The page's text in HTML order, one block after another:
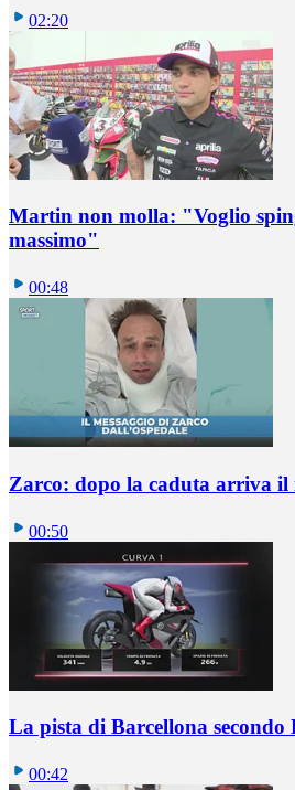
02:20
Martin non molla: "Voglio
massimo"
00:48
Zarco: dopo la caduta arriva il
00:50
La pista di Barcellona secondo
00:42